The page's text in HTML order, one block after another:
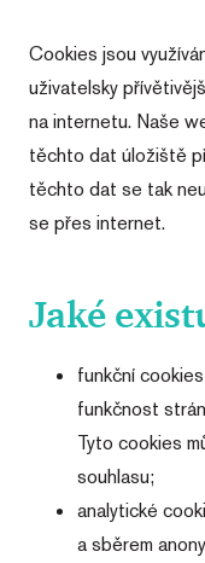
Cookies jsou
uživatelsky
na internetu. Naše
těchto dat úložiště
těchto dat se tak
se přes internet.
Jaké
funkční
funkčnost
Tyto cookies
souhlasu;
analytické
a sběrem